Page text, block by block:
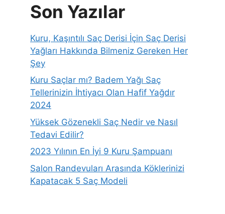
Son Yazılar
Kuru, Kaşıntılı Saç Derisi İçin Saç Derisi
Yağları Hakkında Bilmeniz Gereken Her
Şey
Kuru Saçlar mı? Badem Yağı Saç
Tellerinizin İhtiyacı Olan Hafif Yağdır
2024
Yüksek Gözenekli Saç Nedir ve Nasıl
Tedavi Edilir?
2023 Yılının En İyi 9 Kuru Şampuanı
Salon Randevuları Arasında Köklerinizi
Kapatacak 5 Saç Modeli